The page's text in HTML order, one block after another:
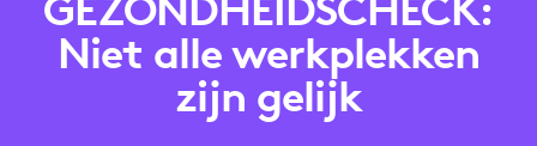
Niet alle werkplekken
zijn gelijk